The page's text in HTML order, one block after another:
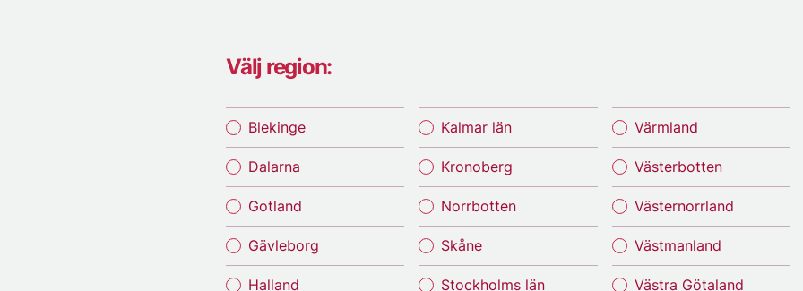
Välj region:
Blekinge
Dalarna
Gotland
Gävleborg
Halland
Kalmar län
Kronoberg
Norrbotten
Skåne
Stockholms län
Värmland
Västerbotten
Västernorrland
Västmanland
Västra Götaland